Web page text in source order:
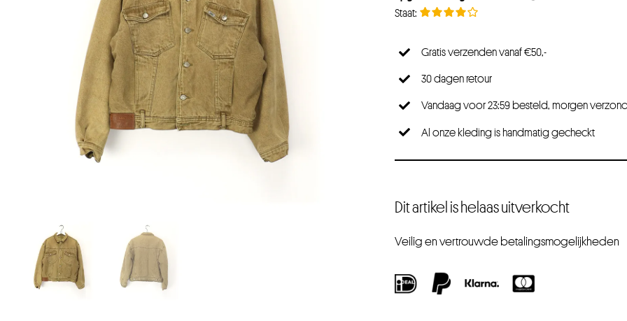
Gratis verzenden vanaf €50,-
30 dagen retour
Vandaag voor 23:59 besteld, morgen
Al onze kleding is handmatig gecheckt
Dit artikel is helaas uitverkocht
Veilig en vertrouwde betalingsmogelijkheden